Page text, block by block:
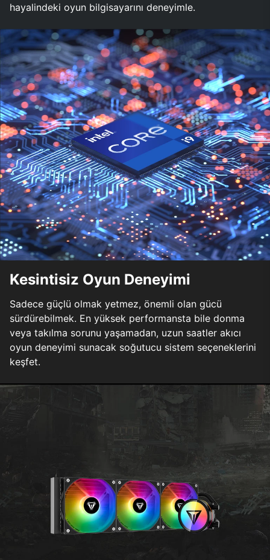
hayalindeki oyun bilgisayarını deneyimle.
Kesintisiz Oyun Deneyimi
Sadece güçlü olmak yetmez, önemli olan gücü
sürdürebilmek. En yüksek performansta bile donma
veya takılma sorunu yaşamadan, uzun saatler akıcı
oyun deneyimi sunacak soğutucu sistem seçeneklerini
keşfet.